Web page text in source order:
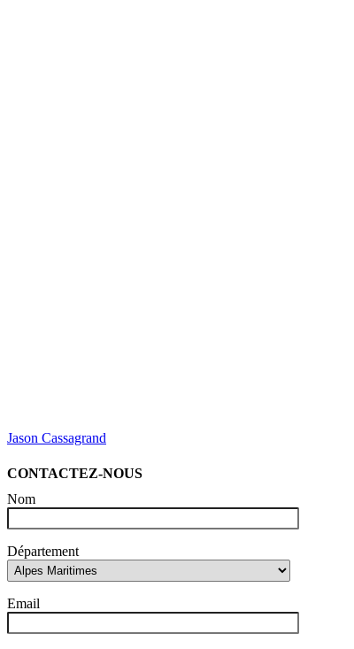
Jason Cassagrand
CONTACTEZ-NOUS
Nom
Département
Email